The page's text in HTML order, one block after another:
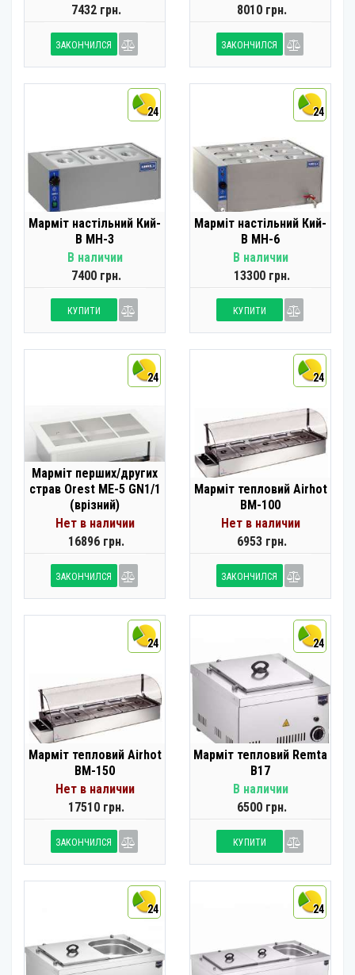
7432 грн.
ЗАКОНЧИЛСЯ
8010 грн.
ЗАКОНЧИЛСЯ
24
Марміт настільний Кий-
В МН-3
В наличии
7400 грн.
КУПИТИ
24
Марміт настільний Кий-
В МН-6
В наличии
13300 грн.
КУПИТИ
24
Марміт перших/других
страв Orest ME-5 GN1/1
(врізний)
Нет в наличии
16896 грн.
ЗАКОНЧИЛСЯ
24
Марміт тепловий Airhot
BM-100
Нет в наличии
6953 грн.
ЗАКОНЧИЛСЯ
24
Марміт тепловий Airhot
BM-150
Нет в наличии
17510 грн.
ЗАКОНЧИЛСЯ
24
Марміт тепловий Remta
B17
В наличии
6500 грн.
КУПИТИ
24 24